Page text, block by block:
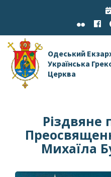
Одеський
Українська
Церква
Різдвяне
Михаїла